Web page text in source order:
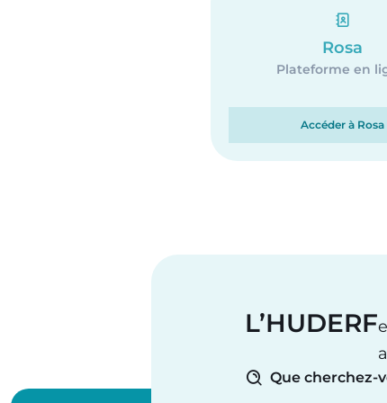
Rosa
Plateforme en
Accéder à Rosa
L’HUDERF
Que cherchez-